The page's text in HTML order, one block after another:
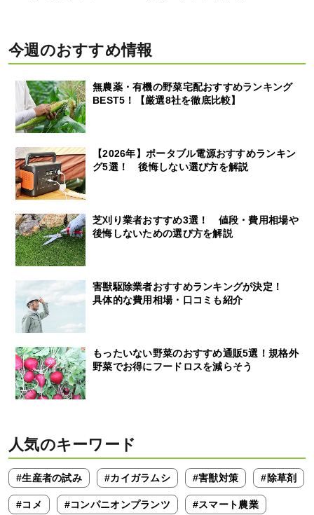
今週のおすすめ情報
無農薬・有機の野菜宅配おすすめランキング
BEST5！【厳選8社を徹底比較】
【2026年】ポータブル電源おすすめランキン
グ5選！ 後悔しない選び方を解説
芝刈り業者おすすめ3選！ 値段・費用相場や
後悔しないための選び方を解説
害獣駆除業者おすすめランキングが決定！
具体的な費用相場・口コミも紹介
もったいない野菜のおすすめ通販5選！規格外
野菜でお得にフードロスを減らそう
人気のキーワード
#生産者の試み #カイガラムシ #害獣対策 #除草剤
#コメ #コンパニオンプランツ #スマート農業